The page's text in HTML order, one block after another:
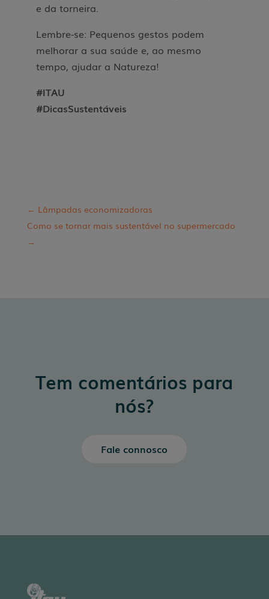
e da torneira.
Lembre-se: Pequenos gestos podem
melhorar a sua saúde e, ao mesmo
tempo, ajudar a Natureza!
#ITAU
#DicasSustentáveis
← Lâmpadas economizadoras
Como se tornar mais sustentável no supermercado
→
Tem comentários para
nós?
Fale connosco